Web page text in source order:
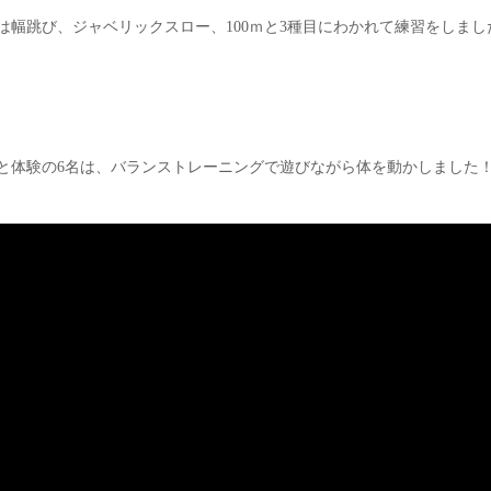
幅跳び、ジャベリックスロー、100ｍと3種目にわかれて練習をしまし
体験の6名は、バランストレーニングで遊びながら体を動かしました！